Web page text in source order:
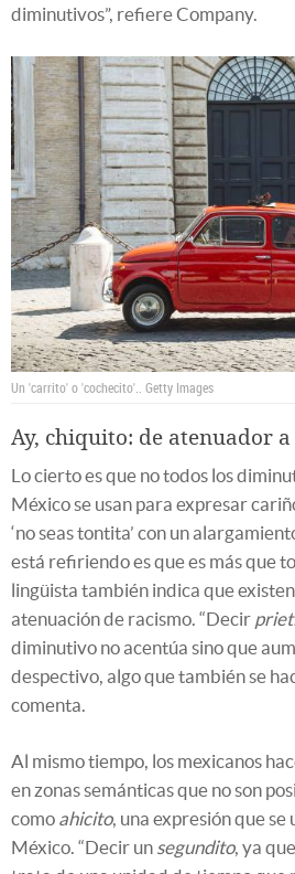
diminutivos”, refiere Company.
Un 'carrito' o 'cochecito'.. Getty Images
Ay, chiquito: de atenuador
Lo cierto es que no todos los
México se usan para expresar
‘no seas tontita’ con un
está refiriendo es que es más que
lingüista también indica que
atenuación de racismo. “Decir
diminutivo no acentúa sino que
despectivo, algo que también se
comenta.
Al mismo tiempo, los mexicanos
en zonas semánticas que no son
como ahicito, una expresión que se
México. “Decir un segundito, ya